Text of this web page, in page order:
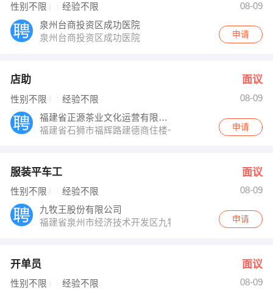
性别不限 经验不限
08-09
泉州台商投资区成功医院
泉州台商投资区成功医院
申请
店助 面议
性别不限 经验不限
08-09
福建省正源茶业文化运营有限责任公司
福建省石狮市福辉路建德商住楼一期C座7楼
申请
服装平车工 面议
性别不限 经验不限
08-09
九牧王股份有限公司
福建省泉州市经济技术开发区九牧王工业园
申请
开单员 面议
性别不限 经验不限
08-09